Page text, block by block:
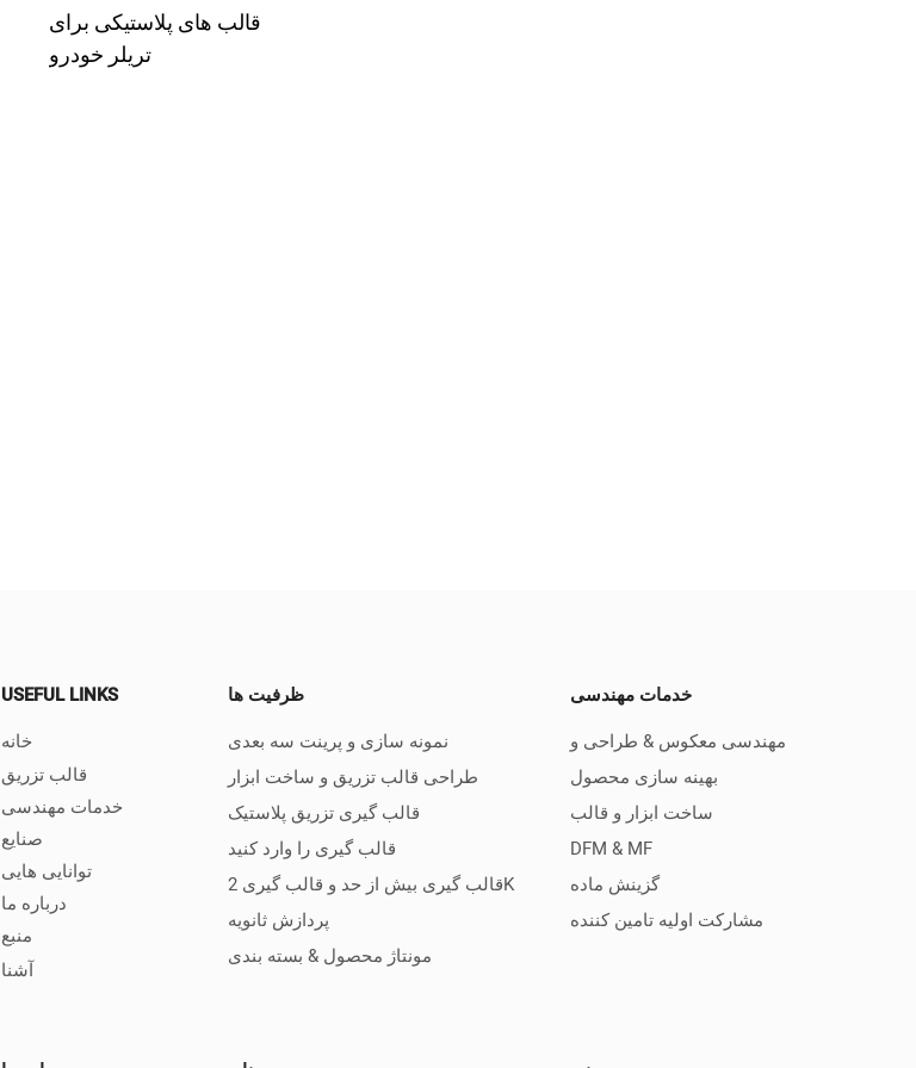
قالب های پلاستیکی برای
تریلر خودرو
USEFUL LINKS
خانه
قالب تزریق
خدمات مهندسی
صنایع
توانایی هایی
درباره ما
منبع
آشنا
ظرفیت ها
نمونه سازی و پرینت سه بعدی
طراحی قالب تزریق و ساخت ابزار
قالب گیری تزریق پلاستیک
قالب گیری را وارد کنید
قالب گیری بیش از حد و قالب گیری 2K
پردازش ثانویه
مونتاژ محصول & بسته بندی
خدمات مهندسی
مهندسی معکوس & طراحی و
بهینه سازی محصول
ساخت ابزار و قالب
DFM & MF
گزینش ماده
مشارکت اولیه تامین کننده